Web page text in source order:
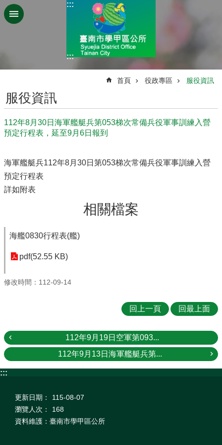
跳到主要內容區塊
:::
:::
首頁 役政專區 服役資訊
服役資訊
112年8月30日海軍艦艇兵第053梯次常備兵役軍事訓練入營
預定行程表，延至9月6日報到
海軍艦艇兵112年8月30日第053梯次常備兵役軍事訓練入營
預定行程表
詳如附表
相關檔案
海艦0830行程表(艦)
pdf(52.55 KB)
修改時間：112-09-14
回上一頁 回最上面
112年9月19日空軍第093...
112年9月13日海軍艦艇兵第...
:::
更新日期：
115-08-07
瀏覽人次：
168
資料維護：臺南市學甲區公所